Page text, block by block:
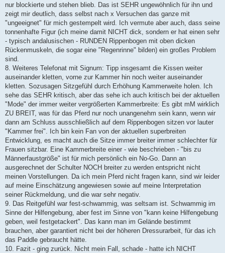
nur blockierte und stehen blieb. Das ist SEHR ungewöhnlich für ihn und
zeigt mir deutlich, dass selbst nach x Versuchen das ganze mit
"ungeeignet" für mich gestempelt wird. Ich vermute aber auch, dass seine
tonnenhafte Figur (ich meine damit NICHT dick, sondern er hat einen sehr
- typisch andalusischen - RUNDEN Rippenbogen mit oben dicken
Rückenmuskeln, die sogar eine "Regenrinne" bilden) ein großes Problem
sind.
8. Weiteres Telefonat mit Signum: Tipp insgesamt die Kissen weiter
auseinander kletten, vorne zur Kammer hin noch weiter auseinander
kletten. Sozusagen Sitzgefühl durch Erhöhung Kammerweite holen. Ich
sehe das SEHR kritisch, aber das sehe ich auch kritisch bei der aktuellen
"Mode" der immer weiter vergrößerten Kammerbreite: Es gibt mM wirklich
ZU BREIT, was für das Pferd nur noch unangenehm sein kann, wenn wir
dann am Schluss ausschließlich auf dem Rippenbogen sitzen vor lauter
"Kammer frei". Ich bin kein Fan von der aktuellen superbreiten
Entwicklung, es macht auch die Sitze immer breiter immer schlechter für
Frauen sitzbar. Eine Kammerbreite einer - wie beschrieben - "bis zu
Männerfaustgröße" ist für mich persönlich ein No-Go. Dann an
ausgerechnet der Schulter NOCH breiter zu werden entspricht nicht
meinen Vorstellungen. Da ich mein Pferd nicht fragen kann, sind wir leider
auf meine Einschätzung angewiesen sowie auf meine Interpretation
seiner Rückmeldung, und die war sehr negativ.
9. Das Reitgefühl war fest-schwammig, was seltsam ist. Schwammig im
Sinne der Hilfengebung, aber fest im Sinne von "kann keine Hilfengebung
geben, weil festgetackert". Das kann man im Gelände bestimmt
brauchen, aber garantiert nicht bei der höheren Dressurarbeit, für das ich
das Paddle gebraucht hätte.
10. Fazit - ging zurück. Nicht mein Fall, schade - hatte ich NICHT